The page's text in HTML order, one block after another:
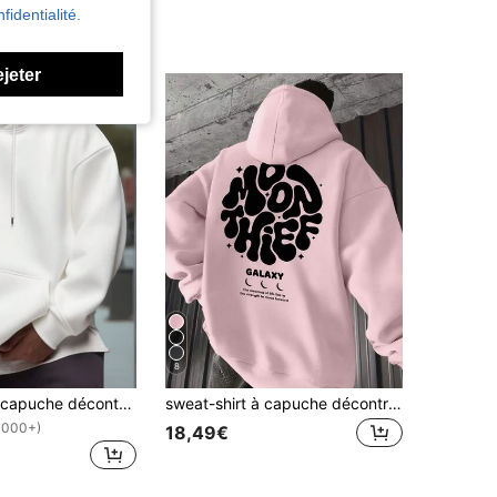
Sweat-shirt à capuche décontracté pour hommes, couleur unie, épaules tombantes, manches longues, cordon de serrage, poche, automne/hiver, rentrée scolaire
8
sweat-shirt à capuche décontracté et polyvalent pour hommes avec poche kangourou et cordon de serrage, imprimé graphique de lettres, pour l'automne/l'hiver
18,49€